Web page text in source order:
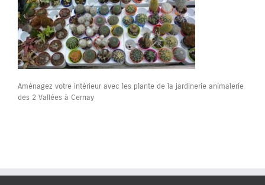
Aménagez votre intérieur avec les plante de la jardinerie animalerie
des 2 Vallées à Cernay